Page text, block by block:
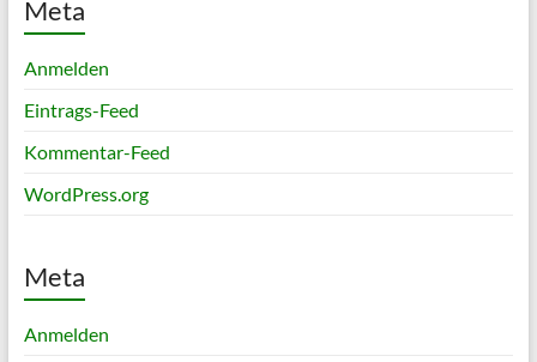
Meta
Anmelden
Eintrags-Feed
Kommentar-Feed
WordPress.org
Meta
Anmelden